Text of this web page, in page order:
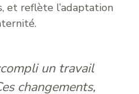
et reflète l’adaptation
un travail
changements,